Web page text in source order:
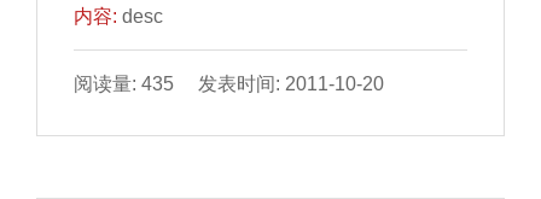
内容:desc
阅读量: 435 发表时间: 2011-10-20